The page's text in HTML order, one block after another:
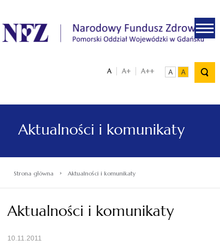
.
A A+ A++ A A
Aktualności i komunikaty
Strona główna › Aktualności i komunikaty
Aktualności i komunikaty
10.11.2011